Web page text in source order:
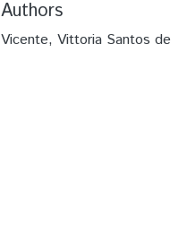
Authors
Vicente, Vittoria Santos de